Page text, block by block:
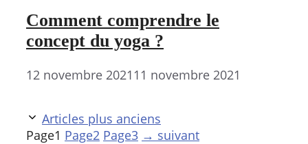
Comment comprendre le
concept du yoga ?
12 novembre 2021 11 novembre 2021
Articles plus anciens
Page1 Page2 Page3 → suivant